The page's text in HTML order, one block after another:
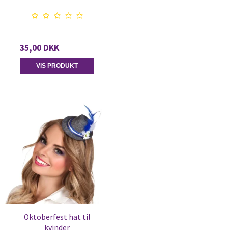
35,00 DKK
VIS PRODUKT
Oktoberfest hat til
kvinder